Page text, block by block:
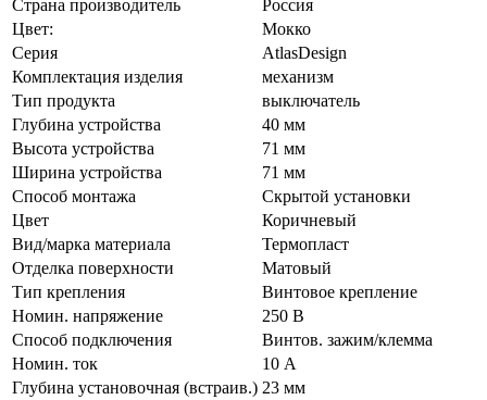
Страна производитель
Россия
Цвет:
Мокко
Серия
AtlasDesign
Комплектация изделия
механизм
Тип продукта
выключатель
Глубина устройства
40 мм
Высота устройства
71 мм
Ширина устройства
71 мм
Способ монтажа
Скрытой установки
Цвет
Коричневый
Вид/марка материала
Термопласт
Отделка поверхности
Матовый
Тип крепления
Винтовое крепление
Номин. напряжение
250 В
Способ подключения
Винтов. зажим/клемма
Номин. ток
10 А
Глубина установочная (встраив.) 23 мм